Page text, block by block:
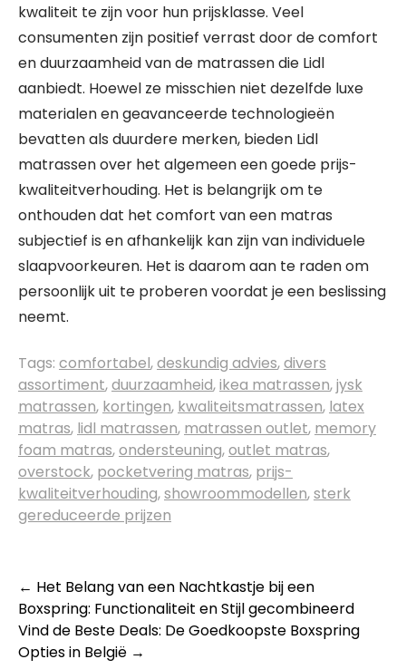
kwaliteit te zijn voor hun prijsklasse. Veel
consumenten zijn positief verrast door de comfort
en duurzaamheid van de matrassen die Lidl
aanbiedt. Hoewel ze misschien niet dezelfde luxe
materialen en geavanceerde technologieën
bevatten als duurdere merken, bieden Lidl
matrassen over het algemeen een goede prijs-
kwaliteitverhouding. Het is belangrijk om te
onthouden dat het comfort van een matras
subjectief is en afhankelijk kan zijn van individuele
slaapvoorkeuren. Het is daarom aan te raden om
persoonlijk uit te proberen voordat je een beslissing
neemt.
Tags: comfortabel,deskundig advies,divers
assortiment,duurzaamheid,ikea matrassen,jysk
matrassen, kortingen, kwaliteitsmatrassen, latex
matras, lidl matrassen, matrassen outlet, memory
foam matras,ondersteuning,outlet matras,
overstock, pocketvering matras, prijs-
kwaliteitverhouding,showroommodellen,sterk
gereduceerde prijzen
Berichtnavigatie
← Het Belang van een Nachtkastje bij een
Boxspring: Functionaliteit en Stijl gecombineerd
Vind de Beste Deals: De Goedkoopste Boxspring
Opties in België →